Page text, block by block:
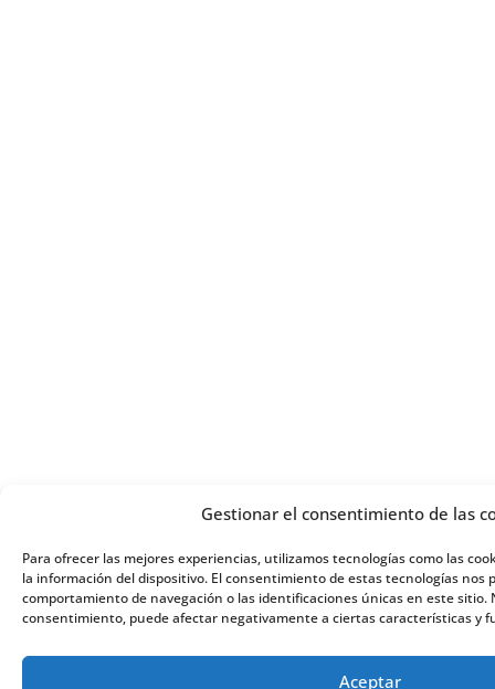
Gestionar el consentimiento de las
Para ofrecer las mejores experiencias, utilizamos tecnologías como las
la información del dispositivo. El consentimiento de estas tecnologías nos
comportamiento de navegación o las identificaciones únicas en este
consentimiento, puede afectar negativamente a ciertas características y
Aceptar